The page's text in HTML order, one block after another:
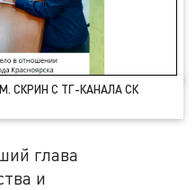
СКРИН С ТГ-КАНАЛА СК
глава
и